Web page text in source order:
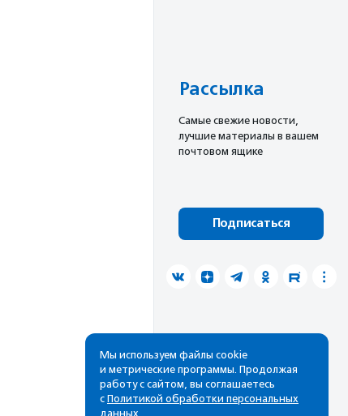
Рассылка
Cамые свежие новости,
лучшие материалы в вашем
почтовом ящике
Подписаться
Мы используем файлы cookie
и метрические программы. Продолжая
работу с сайтом, вы соглашаетесь
с Политикой обработки персональных
данных